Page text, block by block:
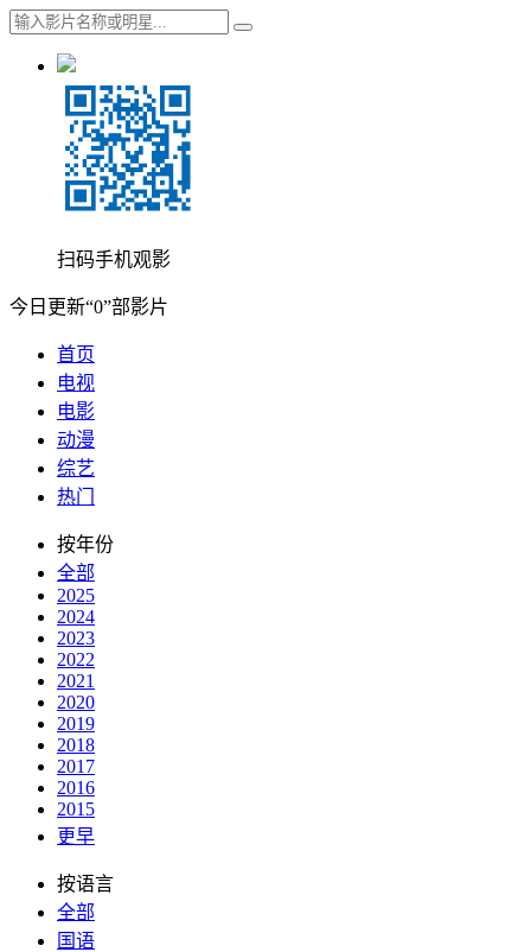
扫码手机观影
今日更新“0”部影片
首页
电视
电影
动漫
综艺
热门
按年份
全部
2025
2024
2023
2022
2021
2020
2019
2018
2017
2016
2015
更早
按语言
全部
国语